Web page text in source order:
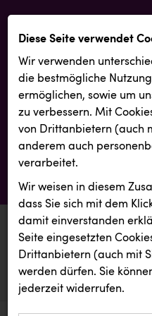
aktuelle aussendungen
aktuelle aussendungen
Diese Seite verwendet
Wir verwenden
die best­mögliche
ermöglichen, sowie um
zu verbessern. Mit
von Drittanbietern (auch
anderem auch
verarbeitet.
Wir weisen in diesem
dass Sie sich mit dem
damit ein­ver­standen
Seite eingesetzten
Drittanbietern (auch mit
werden dürfen. Sie
jederzeit widerrufen.